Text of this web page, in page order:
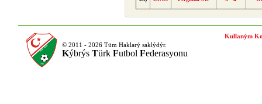
© 2011 - 2026 Tüm Haklarý saklýdýr.
Kýbrýs Türk Futbol Federasyonu
Kullaným